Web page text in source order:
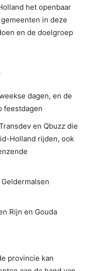
het openbaar
in deze
en de doelgroep
dagen, en de
feestdagen
en Qbuzz die
Holland rijden, ook
Rijn en Gouda
provincie kan